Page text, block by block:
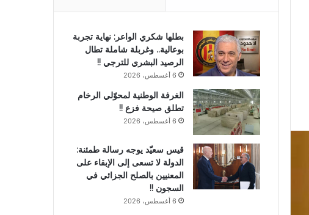
بطلها شكري الواعر: نهاية تجربة
بوعالية.. وغربلة شاملة تطال
الرصيد البشري للترجي !!
6 أغسطس، 2026
الغرفة الوطنية لمحوّلي الرخام
تطلق صيحة فزع !!
6 أغسطس، 2026
قيس سعيّد يوجه رسالة طمئنة:
الدولة لا تسعى إلى الإبقاء على
المعنيين بالصلح الجزائي في
السجون !!
6 أغسطس، 2026